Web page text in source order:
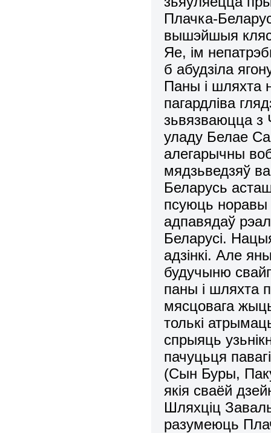
Плачка-
вышэйшыя
Яе, ім
б абудзіла
Паны і шляхта
пагардліва
зьвязваюцца з
уладу Белае
алегарычны
мядзьведзяў
Беларусь
псуюць
адпавядаў
Беларусі.
адзінкі. Але
будучыню
паны і шляхта
мясцовага
толькі
спрыяць
пачуцьця
(Сын Буры,
якія сваёй
Шляхціц
разумеюць